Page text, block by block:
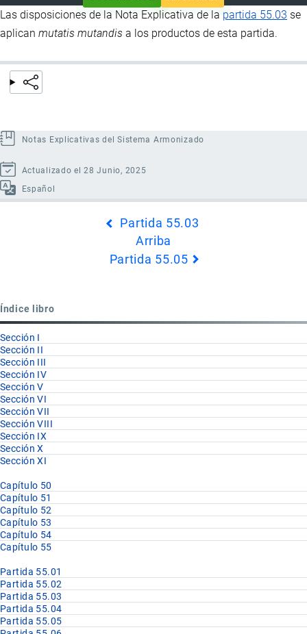
Las disposiciones de la Nota Explicativa de la partida 55.03 se
aplican mutatis mutandis a los productos de esta partida.
Notas Explicativas del Sistema Armonizado
Actualizado el 28 Junio, 2025
Español
Partida 55.03
Arriba
Partida 55.05
Índice libro
Sección I
Sección II
Sección III
Sección IV
Sección V
Sección VI
Sección VII
Sección VIII
Sección IX
Sección X
Sección XI
Capítulo 50
Capítulo 51
Capítulo 52
Capítulo 53
Capítulo 54
Capítulo 55
Partida 55.01
Partida 55.02
Partida 55.03
Partida 55.04
Partida 55.05